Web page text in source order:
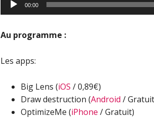
00:00
Au programme :
Les apps:
Big Lens (iOS / 0,89€)
Draw destruction (Android /
OptimizeMe (iPhone / Gratuit)